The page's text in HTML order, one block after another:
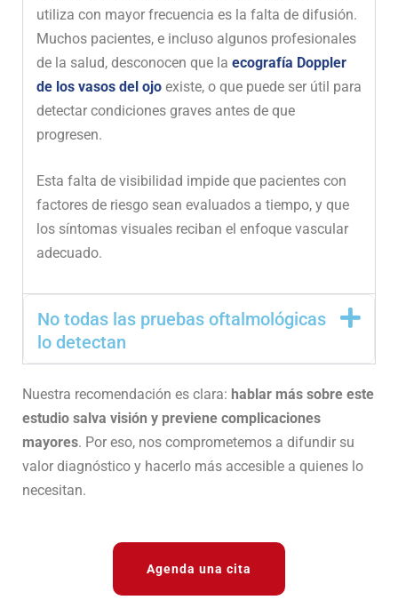
utiliza con mayor frecuencia es la falta de difusión.
Muchos pacientes, e incluso algunos profesionales
de la salud, desconocen que la ecografía Doppler
de los vasos del ojo existe, o que puede ser útil para
detectar condiciones graves antes de que
progresen.
Esta falta de visibilidad impide que pacientes con
factores de riesgo sean evaluados a tiempo, y que
los síntomas visuales reciban el enfoque vascular
adecuado.
No todas las pruebas oftalmológicas
lo detectan
Nuestra recomendación es clara: hablar más sobre este
estudio salva visión y previene complicaciones
mayores. Por eso, nos comprometemos a difundir su
valor diagnóstico y hacerlo más accesible a quienes lo
necesitan.
Agenda una cita